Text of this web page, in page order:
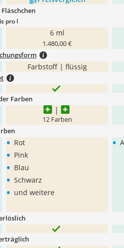
pro l
6 ml
1.480,00 €
Farbstoff | flüssig
Farben
12 Farben
• Rot
• Pink
• Blau
• Schwarz
• und weitere
•